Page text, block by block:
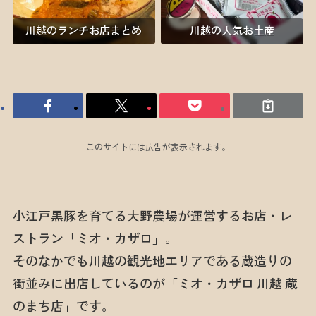
川越のランチお店まとめ 川越の人気お土産
このサイトには広告が表示されます。
小江戸黒豚を育てる大野農場が運営するお店・レ
ストラン「ミオ・カザロ」。
そのなかでも川越の観光地エリアである蔵造りの
街並みに出店しているのが「ミオ・カザロ 川越 蔵
のまち店」です。